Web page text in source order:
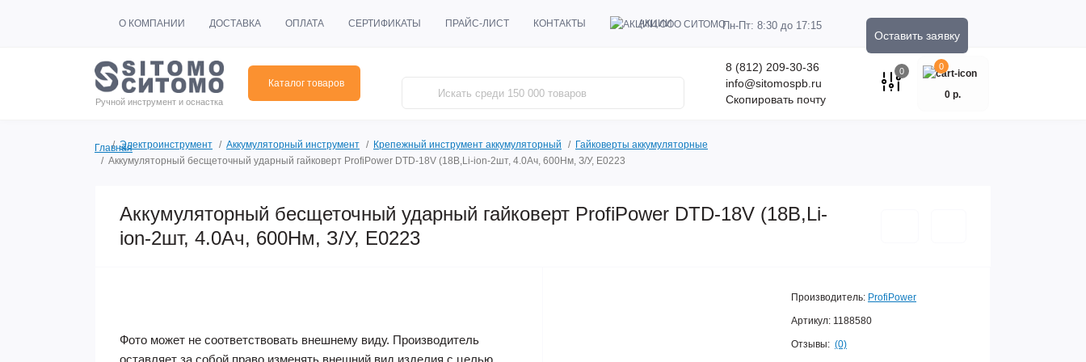
О КОМПАНИИ ДОСТАВКА ОПЛАТА СЕРТИФИКАТЫ ПРАЙС-ЛИСТ КОНТАКТЫ АКЦИИ Пн-Пт: 8:30 до 17:15
Оставить заявку
Ручной инструмент и оснастка
Каталог товаров
8 (812) 209-30-36
info@sitomospb.ru
Скопировать почту
0 0
0 р.
ГлавнаяЭлектроинструмент Аккумуляторный инструмент Крепежный инструмент аккумуляторный
Гайковерты аккумуляторные
Аккумуляторный бесщеточный ударный гайковерт ProfiPower DTD-18V (18В,Li-ion-2шт, 4.0Ач, 600Нм, З/У, E0223
Аккумуляторный бесщеточный ударный гайковерт ProfiPower DTD-18V (18В,Li-
ion-2шт, 4.0Ач, 600Нм, З/У, E0223
Фото может не соответствовать внешнему виду. Производитель
оставляет за собой право изменять внешний вид изделия с целью
Производитель: ProfiPower
Артикул: 1188580
Отзывы: (0)